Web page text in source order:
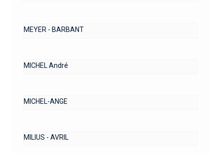
MEYER - BARBANT
MICHEL André
MICHEL-ANGE
MILIUS - AVRIL